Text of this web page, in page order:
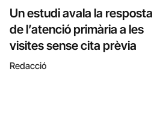
Un estudi avala la resposta
de l’atenció primària a les
visites sense cita prèvia
Redacció